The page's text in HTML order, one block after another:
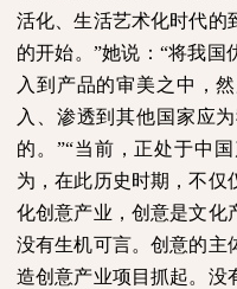
活化、生活艺术化时代的
的开始。”她说：“将我国
入到产品的审美之中，
入、渗透到其他国家应
的。”“当前，正处于中
为，在此历史时期，不仅
化创意产业，创意是文化
没有生机可言。创意的主
造创意产业项目抓起。没